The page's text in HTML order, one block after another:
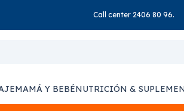
Call center 2406 80 96.
MAMÁ Y BEBÉNUTRICIÓN &